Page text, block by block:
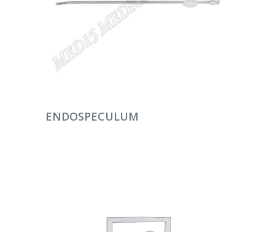
DEVAMINI OKU
ENDOSPECULUM